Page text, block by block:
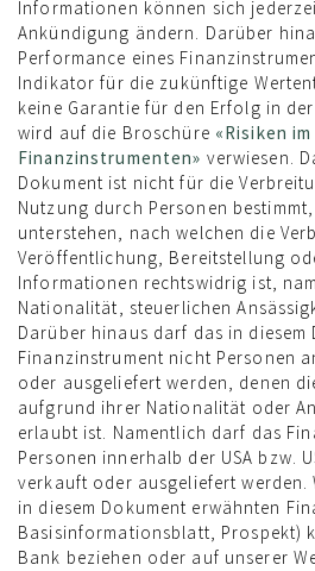
Informationen können sich
Ankündigung ändern. Darüber
Performance eines
Indikator für die zukünftige
keine Garantie für den Erfolg in
wird auf die Broschüre «Risiken
Finanzinstrumenten» verwiesen.
Dokument ist nicht für die
Nutzung durch Personen
unterstehen, nach welchen die
Veröffentlichung, Bereitstellung
Informationen rechtswidrig ist,
Nationalität, steuerlichen
Darüber hinaus darf das in diesem
Finanzinstrument nicht Personen
oder ausgeliefert werden, denen
aufgrund ihrer Nationalität oder
erlaubt ist. Namentlich darf das
Personen innerhalb der USA bzw.
verkauft oder ausgeliefert werden.
in diesem Dokument erwähnten
Basisinformationsblatt, Prospekt)
Bank beziehen oder auf unserer